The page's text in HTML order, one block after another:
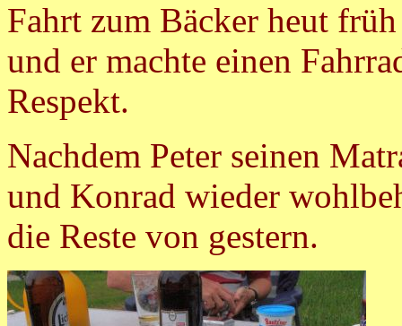
Fahrt zum Bäcker heut
und er machte einen
Respekt.
Nachdem Peter seinen
und Konrad wieder
die Reste von gestern.